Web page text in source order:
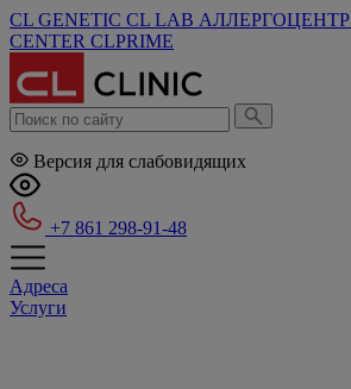
CL GENETIC CL LAB АЛЛЕРГОЦЕНТР
CENTER CLPRIME
Версия для слабовидящих
+7 861 298-91-48
Адреса
Услуги